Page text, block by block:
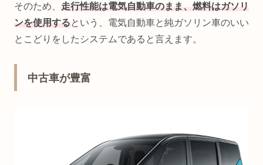
そのため、 走行性能は電気自動車のまま、燃料はガソリ
ンを使用するという、電気自動車と純ガソリン車のいい
とこどりをしたシステムであると言えます。
中古車が豊富